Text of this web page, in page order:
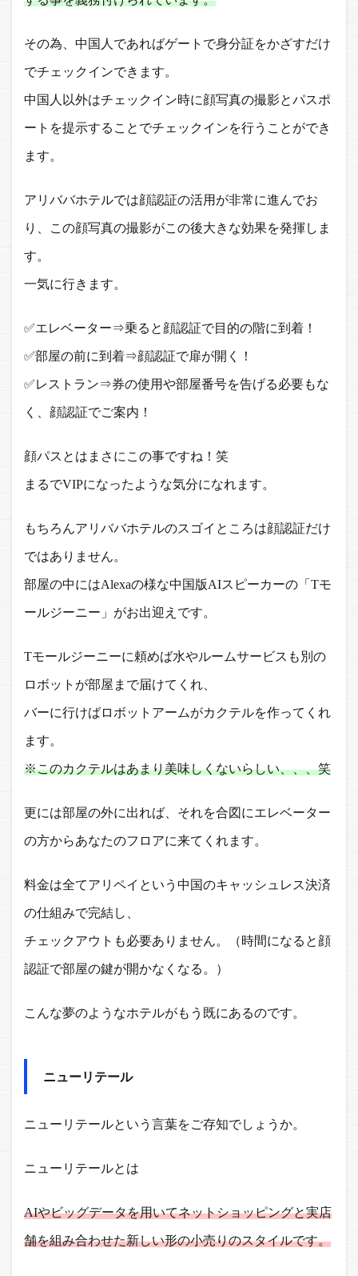
その為、中国人であればゲートで身分証をかざすだけ
でチェックインできます。
中国人以外はチェックイン時に顔写真の撮影とパスポ
ートを提示することでチェックインを行うことができ
ます。
アリババホテルでは顔認証の活用が非常に進んでお
り、この顔写真の撮影がこの後大きな効果を発揮しま
す。
一気に行きます。
✅エレベーター⇒乗ると顔認証で目的の階に到着！
✅部屋の前に到着⇒顔認証で扉が開く！
✅レストラン⇒券の使用や部屋番号を告げる必要もな
く、顔認証でご案内！
顔パスとはまさにこの事ですね！笑
まるでVIPになったような気分になれます。
もちろんアリババホテルのスゴイところは顔認証だけ
ではありません。
部屋の中にはAlexaの様な中国版AIスピーカーの「Tモ
ールジーニー」がお出迎えです。
Tモールジーニーに頼めば水やルームサービスも別の
ロボットが部屋まで届けてくれ、
バーに行けばロボットアームがカクテルを作ってくれ
ます。
※このカクテルはあまり美味しくないらしい、、、笑
更には部屋の外に出れば、それを合図にエレベーター
の方からあなたのフロアに来てくれます。
料金は全てアリペイという中国のキャッシュレス決済
の仕組みで完結し、
チェックアウトも必要ありません。（時間になると顔
認証で部屋の鍵が開かなくなる。）
こんな夢のようなホテルがもう既にあるのです。
ニューリテール
ニューリテールという言葉をご存知でしょうか。
ニューリテールとは
AIやビッグデータを用いてネットショッピングと実店
舗を組み合わせた新しい形の小売りのスタイルです。